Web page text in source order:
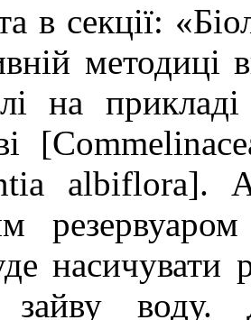
в секції:
методиці
на
albiflora].
насичувати
зайву воду.